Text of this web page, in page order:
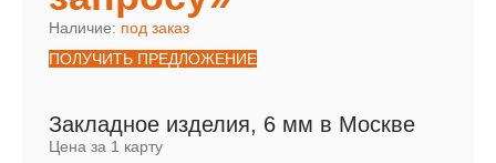
Наличие: под заказ
ПОЛУЧИТЬ ПРЕДЛОЖЕНИЕ
Закладное изделия, 6 мм в Москве
Цена за 1 карту